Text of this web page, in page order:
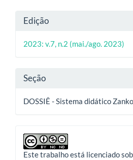
Detalhes
do
Edição
2023: v.7, n.2 (mai./ago. 2023)
Seção
DOSSIÊ - Sistema didático
Este trabalho está licenciado